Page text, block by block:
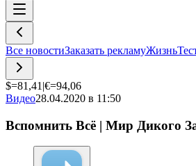
Все новостиЗаказать рекламуЖизнь
$=81,41 |€=94,06
Видео28.04.2020 в 11:50
Вспомнить Всё | Мир Дикого